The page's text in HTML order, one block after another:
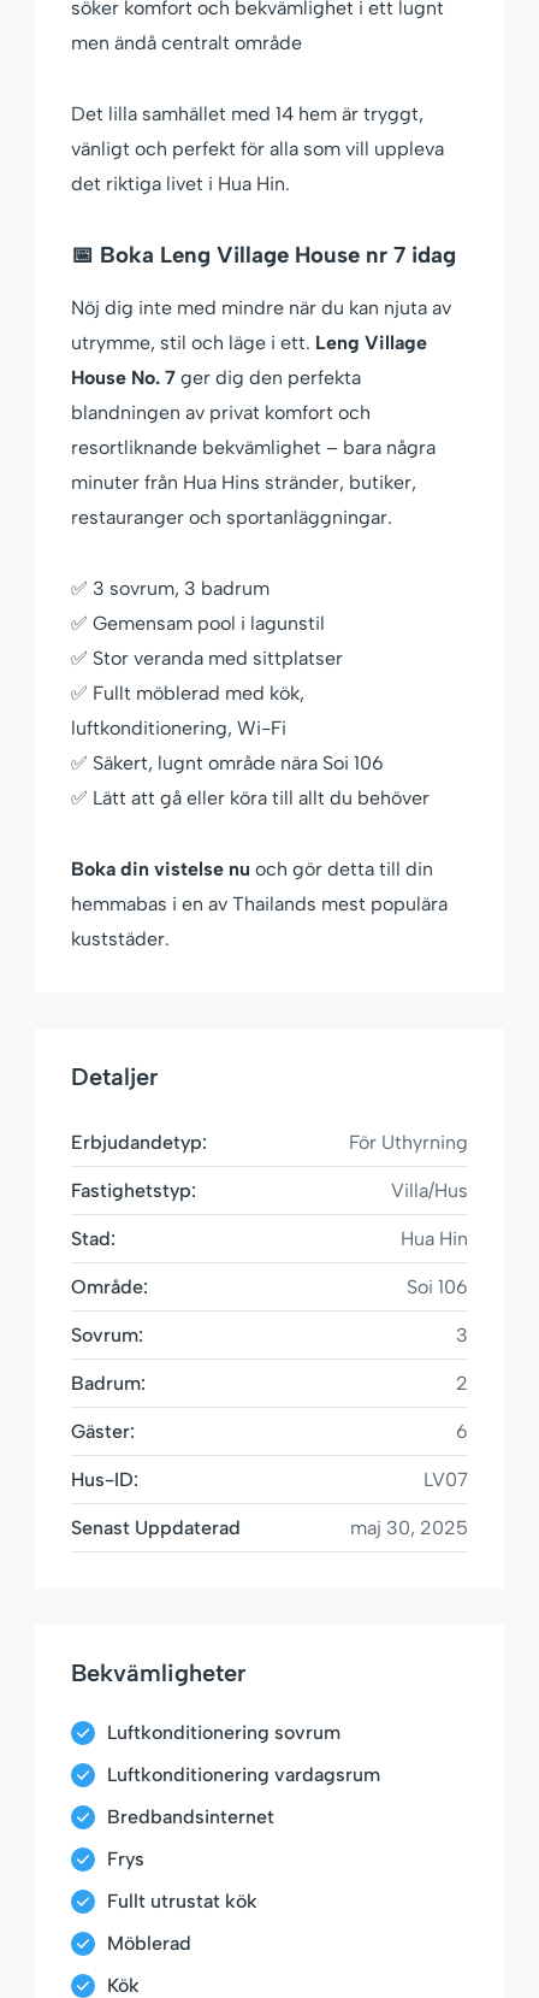
söker komfort och bekvämlighet i ett lugnt
men ändå centralt område
Det lilla samhället med 14 hem är tryggt,
vänligt och perfekt för alla som vill uppleva
det riktiga livet i Hua Hin.
📅 Boka Leng Village House nr 7 idag
Nöj dig inte med mindre när du kan njuta av
utrymme, stil och läge i ett. Leng Village
House No. 7 ger dig den perfekta
blandningen av privat komfort och
resortliknande bekvämlighet – bara några
minuter från Hua Hins stränder, butiker,
restauranger och sportanläggningar.
✅ 3 sovrum, 3 badrum
✅ Gemensam pool i lagunstil
✅ Stor veranda med sittplatser
✅ Fullt möblerad med kök,
luftkonditionering, Wi-Fi
✅ Säkert, lugnt område nära Soi 106
✅ Lätt att gå eller köra till allt du behöver
Boka din vistelse nu och gör detta till din
hemmabas i en av Thailands mest populära
kuststäder.
Detaljer
Erbjudandetyp: För Uthyrning
Fastighetstyp: Villa/Hus
Stad: Hua Hin
Område: Soi 106
Sovrum: 3
Badrum: 2
Gäster: 6
Hus-ID: LV07
Senast Uppdaterad maj 30, 2025
Bekvämligheter
Luftkonditionering sovrum
Luftkonditionering vardagsrum
Bredbandsinternet
Frys
Fullt utrustat kök
Möblerad
Kök